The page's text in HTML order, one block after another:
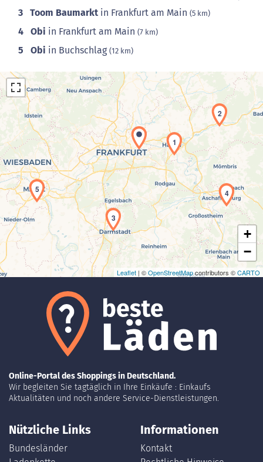
3 Toom Baumarkt in Frankfurt am Main (5 km)
4 Obi in Frankfurt am Main (7 km)
5 Obi in Buchschlag (12 km)
Laden der Karte...
1
2
3
4
5
+
−
Leaflet | ©OpenStreetMapcontributors ©CARTO
Online-Portal des Shoppings in Deutschland.
Wir begleiten Sie tagtäglich in Ihre Einkäufe : Einkaufs
Aktualitäten und noch andere Service-Dienstleistungen.
Nützliche Links
Bundesländer
Informationen
Kontakt